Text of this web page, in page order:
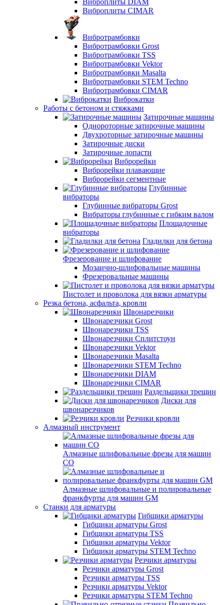
Виброплиты DIAM
Виброплиты CIMAR
Вибротрамбовки
Вибротрамбовки Grost
Вибротрамбовки TSS
Вибротрамбовки Vektor
Вибротрамбовки Masalta
Вибротрамбовки STEM Techno
Вибротрамбовки CIMAR
Виброкатки
Работы с бетоном и стяжками
Затирочные машины
Однороторные затирочные машины
Двухроторные затирочные машины
Затирочные диски
Затирочные лопасти
Виброрейки
Виброрейки плавающие
Виброрейки сегментные
Глубинные
вибраторы
Глубинные вибраторы Grost
Вибраторы глубинные с гибким валом
Площадочные
вибраторы
Гладилки для бетона
Фрезерование и шлифование
Мозаично-шлифовальные машины
Фрезеровальные машины
Пистолет и проволока для вязки арматуры
Резка бетона, асфальта, кровли
Швонарезчики
Швонарезчики Grost
Швонарезчики TSS
Швонарезчики Сплитстоун
Швонарезчики Vektor
Швонарезчики Masalta
Швонарезчики STEM Techno
Швонарезчики DIAM
Швонарезчики CIMAR
Раздельщики трещин
Диски для
швонарезчиков
Резчики кровли
Алмазный инструмент
Алмазные шлифовальные фрезы для машин
СО
Алмазные шлифовальные и полировальные
франкфурты для машин GM
Станки для арматуры
Гибщики арматуры
Гибщики арматуры Grost
Гибщики арматуры TSS
Гибщики арматуры Vektor
Гибщики арматуры STEM Techno
Резчики арматуры
Резчики арматуры Grost
Резчики арматуры TSS
Резчики арматуры Vektor
Резчики арматуры STEM Techno